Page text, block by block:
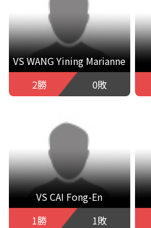
VS WANG Yining Marianne
2勝
0敗
VS CAI Fong-En
1勝
1敗